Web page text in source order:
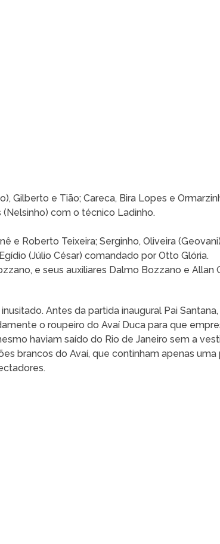
Gilberto e Tião; Careca, Bira Lopes e
com o técnico Ladinho.
e Roberto Teixeira; Serginho, Oliveira
(Júlio César) comandado por Otto Glória.
e seus auxiliares Dalmo Bozzano e Allan
Antes da partida inaugural Pai
o roupeiro do Avaí Duca para que
haviam saído do Rio de Janeiro sem a
brancos do Avaí, que continham apenas